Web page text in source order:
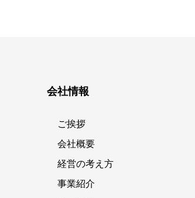
会社情報
ご挨拶
会社概要
経営の考え方
事業紹介